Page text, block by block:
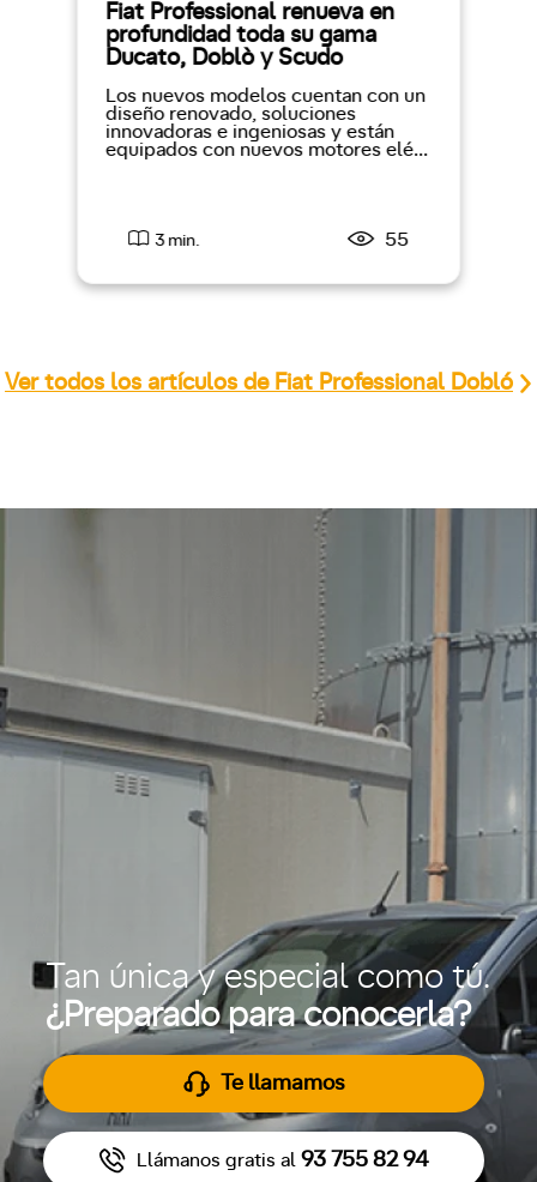
Fiat Professional renueva en
profundidad toda su gama
Ducato, Doblò y Scudo
Los nuevos modelos cuentan con un
diseño renovado, soluciones
innovadoras e ingeniosas y están
equipados con nuevos motores elé...
3 min. 55
Ver todos los artículos de Fiat Professional Dobló
Tan única y especial como tú.
¿Preparado para conocerla?
Te llamamos
Llámanos gratis al 93 755 82 94